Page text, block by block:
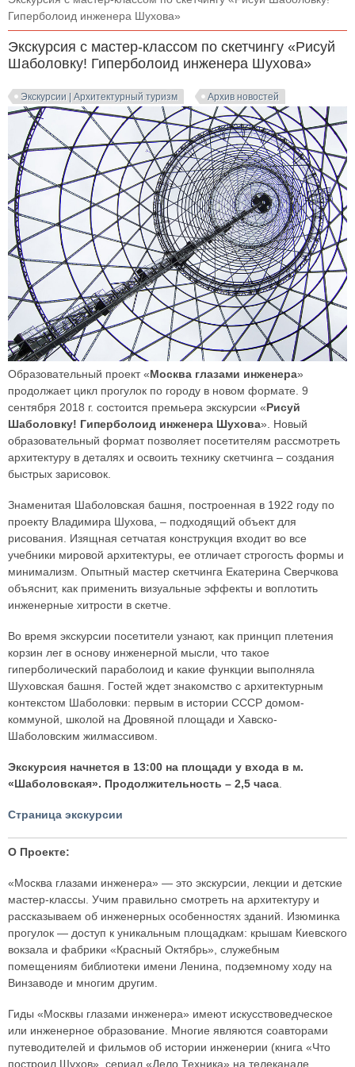
Гиперболоид инженера Шухова»
Экскурсия с мастер-классом по скетчингу «Рисуй
Шаболовку! Гиперболоид инженера Шухова»
Экскурсии | Архитектурный туризм Архив новостей
Образовательный проект «Москва глазами инженера»
продолжает цикл прогулок по городу в новом формате. 9
сентября 2018 г. состоится премьера экскурсии «Рисуй
Шаболовку! Гиперболоид инженера Шухова». Новый
образовательный формат позволяет посетителям рассмотреть
архитектуру в деталях и освоить технику скетчинга – создания
быстрых зарисовок.
Знаменитая Шаболовская башня, построенная в 1922 году по
проекту Владимира Шухова, – подходящий объект для
рисования. Изящная сетчатая конструкция входит во все
учебники мировой архитектуры, ее отличает строгость формы и
минимализм. Опытный мастер скетчинга Екатерина Сверчкова
объяснит, как применить визуальные эффекты и воплотить
инженерные хитрости в скетче.
Во время экскурсии посетители узнают, как принцип плетения
корзин лег в основу инженерной мысли, что такое
гиперболический параболоид и какие функции выполняла
Шуховская башня. Гостей ждет знакомство с архитектурным
контекстом Шаболовки: первым в истории СССР домом-
коммуной, школой на Дровяной площади и Хавско-
Шаболовским жилмассивом.
Экскурсия начнется в 13:00 на площади у входа в м.
«Шаболовская». Продолжительность – 2,5 часа
Страница экскурсии
О Проекте:
«Москва глазами инженера» — это экскурсии, лекции и детские
мастер-классы. Учим правильно смотреть на архитектуру и
рассказываем об инженерных особенностях зданий. Изюминка
прогулок — доступ к уникальным площадкам: крышам Киевского
вокзала и фабрики «Красный Октябрь», служебным
помещениям библиотеки имени Ленина, подземному ходу на
Винзаводе и многим другим.
Гиды «Москвы глазами инженера» имеют искусствоведческое
или инженерное образование. Многие являются соавторами
путеводителей и фильмов об истории инженерии (книга «Что
построил Шухов», сериал «Дело Техника» на телеканале